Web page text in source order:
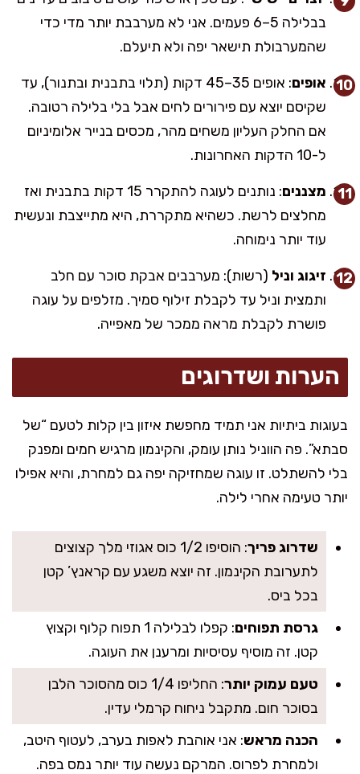
בבלילה 5–6 פעמים. אני לא מערבבת יותר מדי כדי
שהמערבולת תישאר יפה ולא תיעלם.
אופים
: אופים 35–45 דקות (תלוי בתבנית ובתנור), עד
שקיסם יוצא עם פירורים לחים אבל בלי בלילה רטובה.
אם החלק העליון משחים מהר, מכסים בנייר אלומיניום
ל-10 הדקות האחרונות.
מצננים
: נותנים לעוגה להתקרר 15 דקות בתבנית ואז
מחלצים לרשת. כשהיא מתקררת, היא מתייצבת ונעשית
עוד יותר נימוחה.
זיגוג וניל (רשות): מערבבים אבקת סוכר עם חלב
ותמצית וניל עד לקבלת זילוף סמיך. מזלפים על עוגה
פושרת לקבלת מראה ממכר של מאפייה.
הערות ושדרוגים
בעוגות ביתיות אני תמיד מחפשת איזון בין קלות לטעם “של
סבתא”. פה הווניל נותן עומק, והקינמון מרגיש חמים ומפנק
בלי להשתלט. זו עוגה שמחזיקה יפה גם למחרת, והיא אפילו
יותר טעימה אחרי לילה.
שדרוג פריך
: הוסיפו 1/2 כוס אגוזי מלך קצוצים
לתערובת הקינמון. זה יוצא משגע עם קראנץ’ קטן
בכל ביס.
גרסת תפוחים
: קפלו לבלילה 1 תפוח קלוף וקצוץ
קטן. זה מוסיף עסיסיות ומרענן את העוגה.
טעם עמוק יותר
: החליפו 1/4 כוס מהסוכר הלבן
בסוכר חום. מתקבל ניחוח קרמלי עדין.
הכנה מראש: אני אוהבת לאפות בערב, לעטוף היטב,
ולמחרת לפרוס. המרקם נעשה עוד יותר נמס בפה.